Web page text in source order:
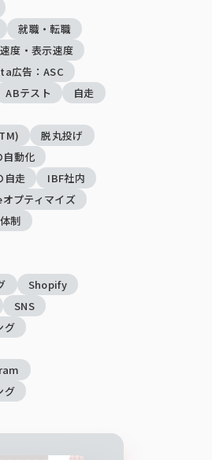
就職・転職
度・表示速度
広告：ASC
ABテスト
自走
脱丸投げ
自動化
自走
IBF社内
プティマイズ
制
Shopify
SNS
グ
グ